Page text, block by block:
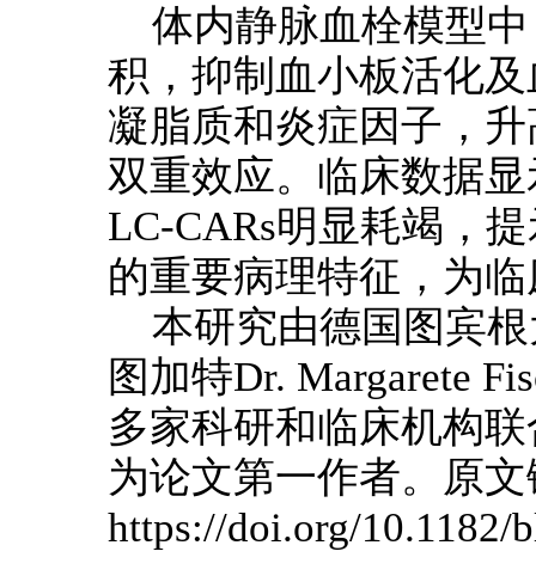
体内静脉血栓模型
积，抑制血小板活化
凝脂质和炎症因子，
双重效应。临床数据
LC-CARs明显耗竭，
的重要病理特征，为
本研究由德国图宾
图加特Dr. Margarete
多家科研和临床机构
为论文第一作者。原
https://doi.org/10.1182/